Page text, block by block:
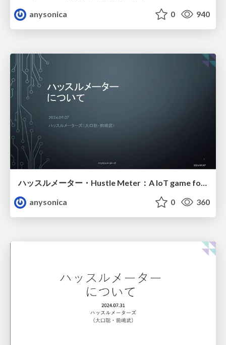
anysonica
0 940
ハッスルメーター・Hustle Meter：A IoT game for very hot Japanese summer
anysonica
0 360